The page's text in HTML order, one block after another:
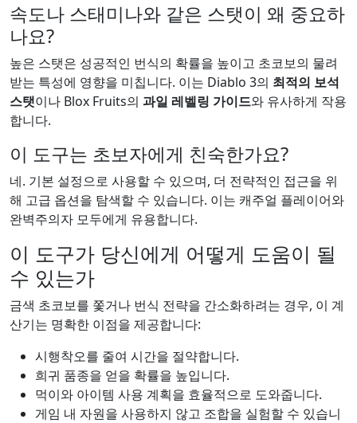
속도나 스태미나와 같은 스탯이 왜 중요하
나요?
높은 스탯은 성공적인 번식의 확률을 높이고 초코보의 물려
받는 특성에 영향을 미칩니다. 이는 Diablo 3의 최적의 보석
스탯이나 Blox Fruits의 과일 레벨링 가이드와 유사하게 작용
합니다.
이 도구는 초보자에게 친숙한가요?
네. 기본 설정으로 사용할 수 있으며, 더 전략적인 접근을 위
해 고급 옵션을 탐색할 수 있습니다. 이는 캐주얼 플레이어와
완벽주의자 모두에게 유용합니다.
이 도구가 당신에게 어떻게 도움이 될
수 있는가
금색 초코보를 쫓거나 번식 전략을 간소화하려는 경우, 이 계
산기는 명확한 이점을 제공합니다:
시행착오를 줄여 시간을 절약합니다.
희귀 품종을 얻을 확률을 높입니다.
먹이와 아이템 사용 계획을 효율적으로 도와줍니다.
게임 내 자원을 사용하지 않고 조합을 실험할 수 있습니